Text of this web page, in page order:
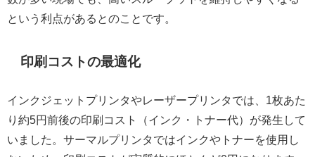
という利点があるとのことです。
印刷コストの最適化
インクジェットプリンタやレーザープリンタでは、1枚あた
り約5円前後の印刷コスト（インク・トナー代）が発生して
いました。サーマルプリンタではインクやトナーを使用し